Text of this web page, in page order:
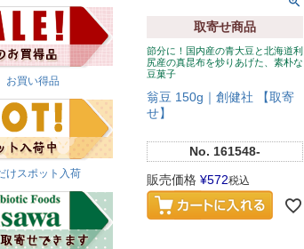
お買い得品
けスポット入荷
取寄せ商品
節分に！国内産の青大豆と北海道利
尻産の真昆布を炒りあげた、素朴な
豆菓子
翁豆 150g｜創健社 【取寄
せ】
No. 161548-
販売価格 ¥572税込